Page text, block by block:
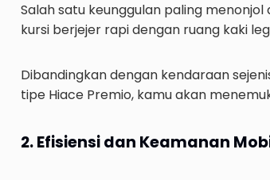
Salah satu keunggulan paling menonjol
kursi berjejer rapi dengan ruang kaki
Dibandingkan dengan kendaraan
tipe Hiace Premio, kamu akan
2. Efisiensi dan Keamanan